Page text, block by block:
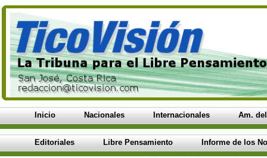
Inicio Nacionales Internacionales Am.
Editoriales Libre Pensamiento Informe de los